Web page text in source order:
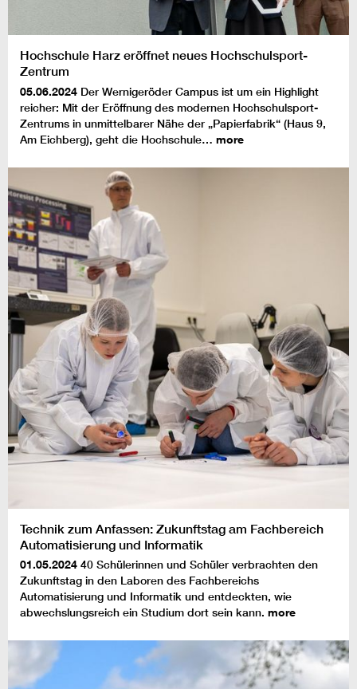
Hochschule Harz eröffnet neues Hochschulsport-
Zentrum
05.06.2024 Der Wernigeröder Campus ist um ein Highlight
reicher: Mit der Eröffnung des modernen Hochschulsport-
Zentrums in unmittelbarer Nähe der „Papierfabrik“ (Haus 9,
Am Eichberg), geht die Hochschule… more
Technik zum Anfassen: Zukunftstag am Fachbereich
Automatisierung und Informatik
01.05.2024 40 Schülerinnen und Schüler verbrachten den
Zukunftstag in den Laboren des Fachbereichs
Automatisierung und Informatik und entdeckten, wie
abwechslungsreich ein Studium dort sein kann. more